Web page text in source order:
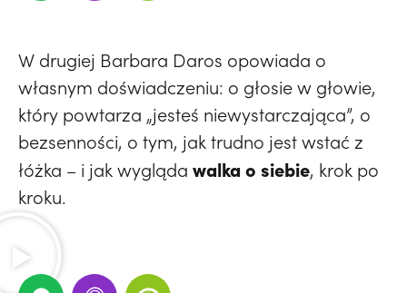
W drugiej Barbara Daros opowiada o
własnym doświadczeniu: o głosie w głowie,
który powtarza „jesteś niewystarczająca”, o
bezsenności, o tym, jak trudno jest wstać z
łóżka – i jak wygląda walka o siebie, krok po
kroku.